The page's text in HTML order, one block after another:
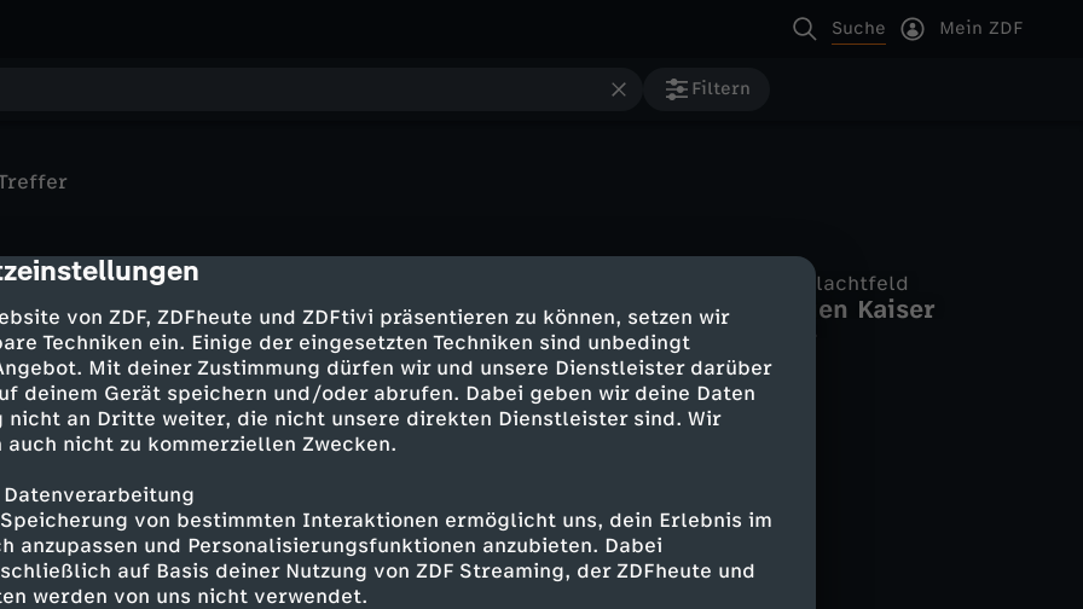
von ZDF, ZDFheute und ZDFtivi präsentieren zu können, setzen wir
Techniken ein. Einige der eingesetzten Techniken sind unbedingt
Mit deiner Zustimmung dürfen wir und unsere Dienstleister darüber
deinem Gerät speichern und/oder abrufen. Dabei geben wir deine Daten
nicht an Dritte weiter, die nicht unsere direkten Dienstleister sind. Wir
nicht zu kommerziellen Zwecken.
von bestimmten Interaktionen ermöglicht uns, dein Erlebnis im
anzupassen und Personalisierungsfunktionen anzubieten. Dabei
auf Basis deiner Nutzung von ZDF Streaming, der ZDFheute und
werden von uns nicht verwendet.
Suche Mein ZDF
Filtern
BR Retro
Helmut Käutner zum Film Ein
Mädchen aus Flandern
Entscheidung auf dem Schlachtfeld
Bouvines - König gegen Kaiser
Leben mit Tieren Belgiens Tor zur Welt
Länder - Menschen - Abenteuer
Belgien – Kleines Land mit drei
Gesichtern
tagesthemen
tagesthemen
MrWissen2go Geschichte
Die Schlacht von Verdun 1916